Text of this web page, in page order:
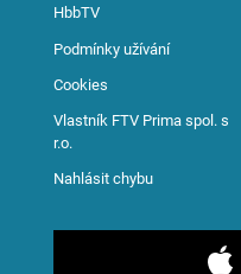
HbbTV
Podmínky užívání
Cookies
Vlastník FTV Prima spol. s
r.o.
Nahlásit chybu